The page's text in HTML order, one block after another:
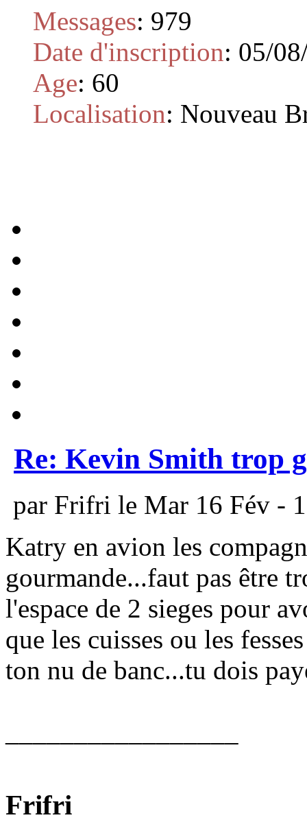
Messages: 979
Date d'inscription: 05/
Age: 60
Localisation: Nouveau
Re: Kevin Smith trop
par Frifri le Mar 16 Fév -
Katry en avion les
gourmande...faut pas être
l'espace de 2 sieges pour
que les cuisses ou les
ton nu de banc...tu dois
Frifri